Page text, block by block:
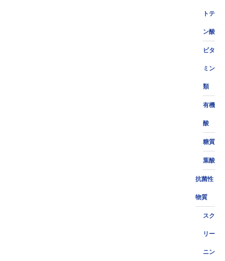
トテ
ン酸
ビタ
ミン
類
有機
酸
糖質
葉酸
抗菌性
物質
スク
リー
ニン